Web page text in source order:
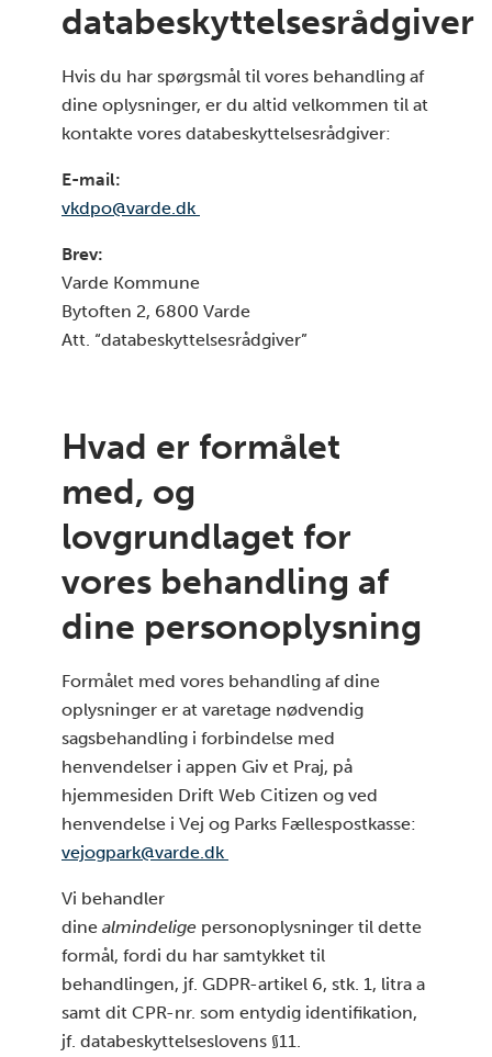
databeskyttelsesrådgiver
Hvis du har spørgsmål til vores behandling af
dine oplysninger, er du altid velkommen til at
kontakte vores databeskyttelsesrådgiver:
E-mail:
vkdpo@varde.dk
Brev:
Varde Kommune
Bytoften 2, 6800 Varde
Att. “databeskyttelsesrådgiver”
Hvad er formålet
med, og
lovgrundlaget for
vores behandling af
dine personoplysning
Formålet med vores behandling af dine
oplysninger er at varetage nødvendig
sagsbehandling i forbindelse med
henvendelser i appen Giv et Praj, på
hjemmesiden Drift Web Citizen og ved
henvendelse i Vej og Parks Fællespostkasse:
vejogpark@varde.dk
Vi behandler
dine almindelige personoplysninger til dette
formål, fordi du har samtykket til
behandlingen, jf. GDPR-artikel 6, stk. 1, litra a
samt dit CPR-nr. som entydig identifikation,
jf. databeskyttelseslovens §11.